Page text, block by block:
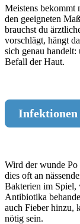
Meistens bekommt
den geeigneten
brauchst du
vorschlägt, hängt
sich genau
Befall der Haut.
Infektionen
Wird der wunde Po
dies oft an
Bakterien im Spiel,
Antibiotika
auch Fieber hinzu,
nötig sein.